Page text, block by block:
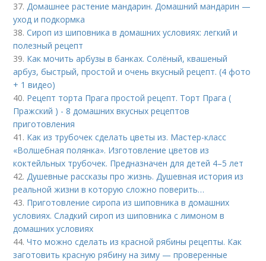
37.Домашнее растение мандарин. Домашний мандарин —
уход и подкормка
38.Сироп из шиповника в домашних условиях: легкий и
полезный рецепт
39. Как мочить арбузы в банках. Солёный, квашеный
арбуз, быстрый, простой и очень вкусный рецепт. (4 фото
+ 1 видео)
40. Рецепт торта Прага простой рецепт. Торт Прага (
Пражский ) - 8 домашних вкусных рецептов
приготовления
41. Как из трубочек сделать цветы из. Мастер-класс
«Волшебная полянка». Изготовление цветов из
коктейльных трубочек. Предназначен для детей 4–5 лет
42.Душевные рассказы про жизнь. Душевная история из
реальной жизни в которую сложно поверить…
43. Приготовление сиропа из шиповника в домашних
условиях. Сладкий сироп из шиповника с лимоном в
домашних условиях
44.Что можно сделать из красной рябины рецепты. Как
заготовить красную рябину на зиму — проверенные